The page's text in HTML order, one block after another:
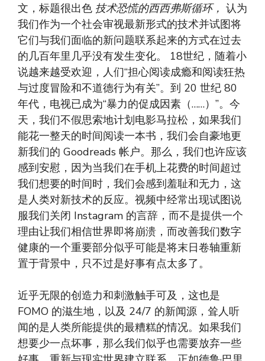
文，标题很出色 技术恐慌的西西弗斯循环， 认为
我们作为一个社会审视最新形式的技术并试图将
它们与我们面临的新问题联系起来的方式在过去
的几百年里几乎没有发生变化。 18世纪，随着小
说越来越受欢迎，人们“担心阅读成瘾和阅读狂热
与过度冒险和不道德行为有关”。到 20 世纪 80
年代，电视已成为“暴力的促成因素（……）”。今
天，我们不假思索地计划电影马拉松，如果我们
能花一整天的时间阅读一本书，我们会自豪地更
新我们的 Goodreads 帐户。那么，我们也许应该
感到安慰，因为当我们在手机上花费的时间超过
我们想要的时间时，我们会感到羞耻和无力，这
是人类对新技术的反应。视频中经常出现试图说
服我们关闭 Instagram 的言辞，而不是提供一个
理由让我们相信世界即将崩溃，而改善我们数字
健康的一个重要部分似乎可能是将末日卷轴重新
置于背景中，只不过是好事有点太多了。
近乎无限的创造力和刺激触手可及，这也是
FOMO 的滋生地，以及 24/7 的新闻源，耸人听
闻的是人类所能提供的最糟糕的情况。如果我们
想要少一点坏事，那么我们似乎也需要放弃一些